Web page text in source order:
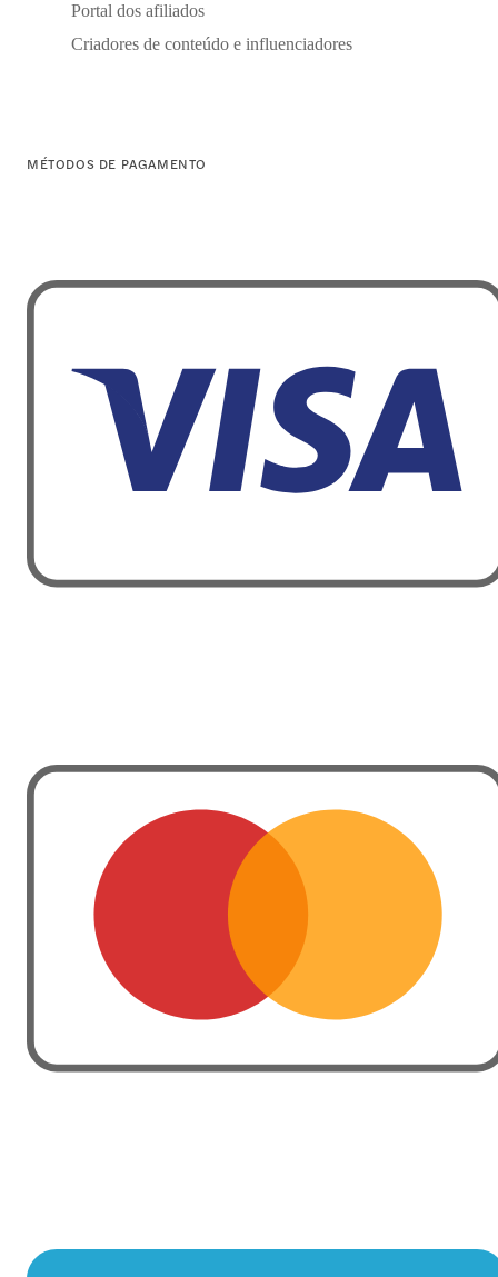
Portal dos afiliados
Criadores de conteúdo e influenciadores
MÉTODOS DE PAGAMENTO